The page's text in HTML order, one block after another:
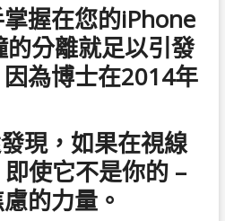
握在您的iPhone
分離就足以引發
為博士在2014年
現，如果在視線
使它不是你的 –
的力量。